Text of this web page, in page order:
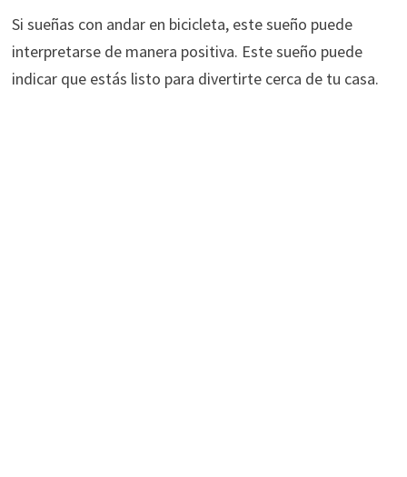
Si sueñas con andar en bicicleta, este sueño puede
interpretarse de manera positiva. Este sueño puede
indicar que estás listo para divertirte cerca de tu casa.